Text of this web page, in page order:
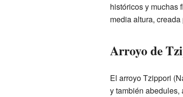
históricos y muchas
media altura,
Arroyo de
El arroyo Tzippori
y también abedules,